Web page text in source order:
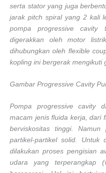
serta stator yang juga
jarak pitch spiral yang 2 kali
pompa progressive cavity
digerakkan oleh motor
dihubungkan oleh flexible
kopling ini bergerak mengikuti
Gambar Progressive Cavity
Pompa progressive cavity
macam jenis fluida kerja, dari
berviskositas tinggi.
partikel-partikel solid. Untuk
dilakukan proses pengisian
udara yang terperangkap